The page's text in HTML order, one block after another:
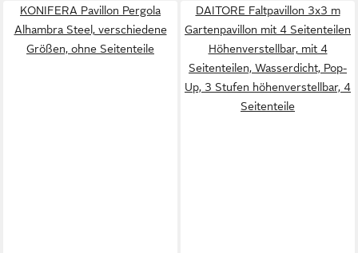
KONIFERA Pavillon Pergola
Alhambra Steel, verschiedene
Größen, ohne Seitenteile
DAITORE Faltpavillon 3x3 m
Gartenpavillon mit 4 Seitenteilen
Höhenverstellbar, mit 4
Seitenteilen, Wasserdicht, Pop-
Up, 3 Stufen höhenverstellbar, 4
Seitenteile